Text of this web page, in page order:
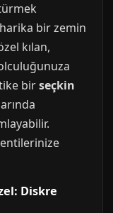
bir zemin
kılan,
birseçkin
Diskre